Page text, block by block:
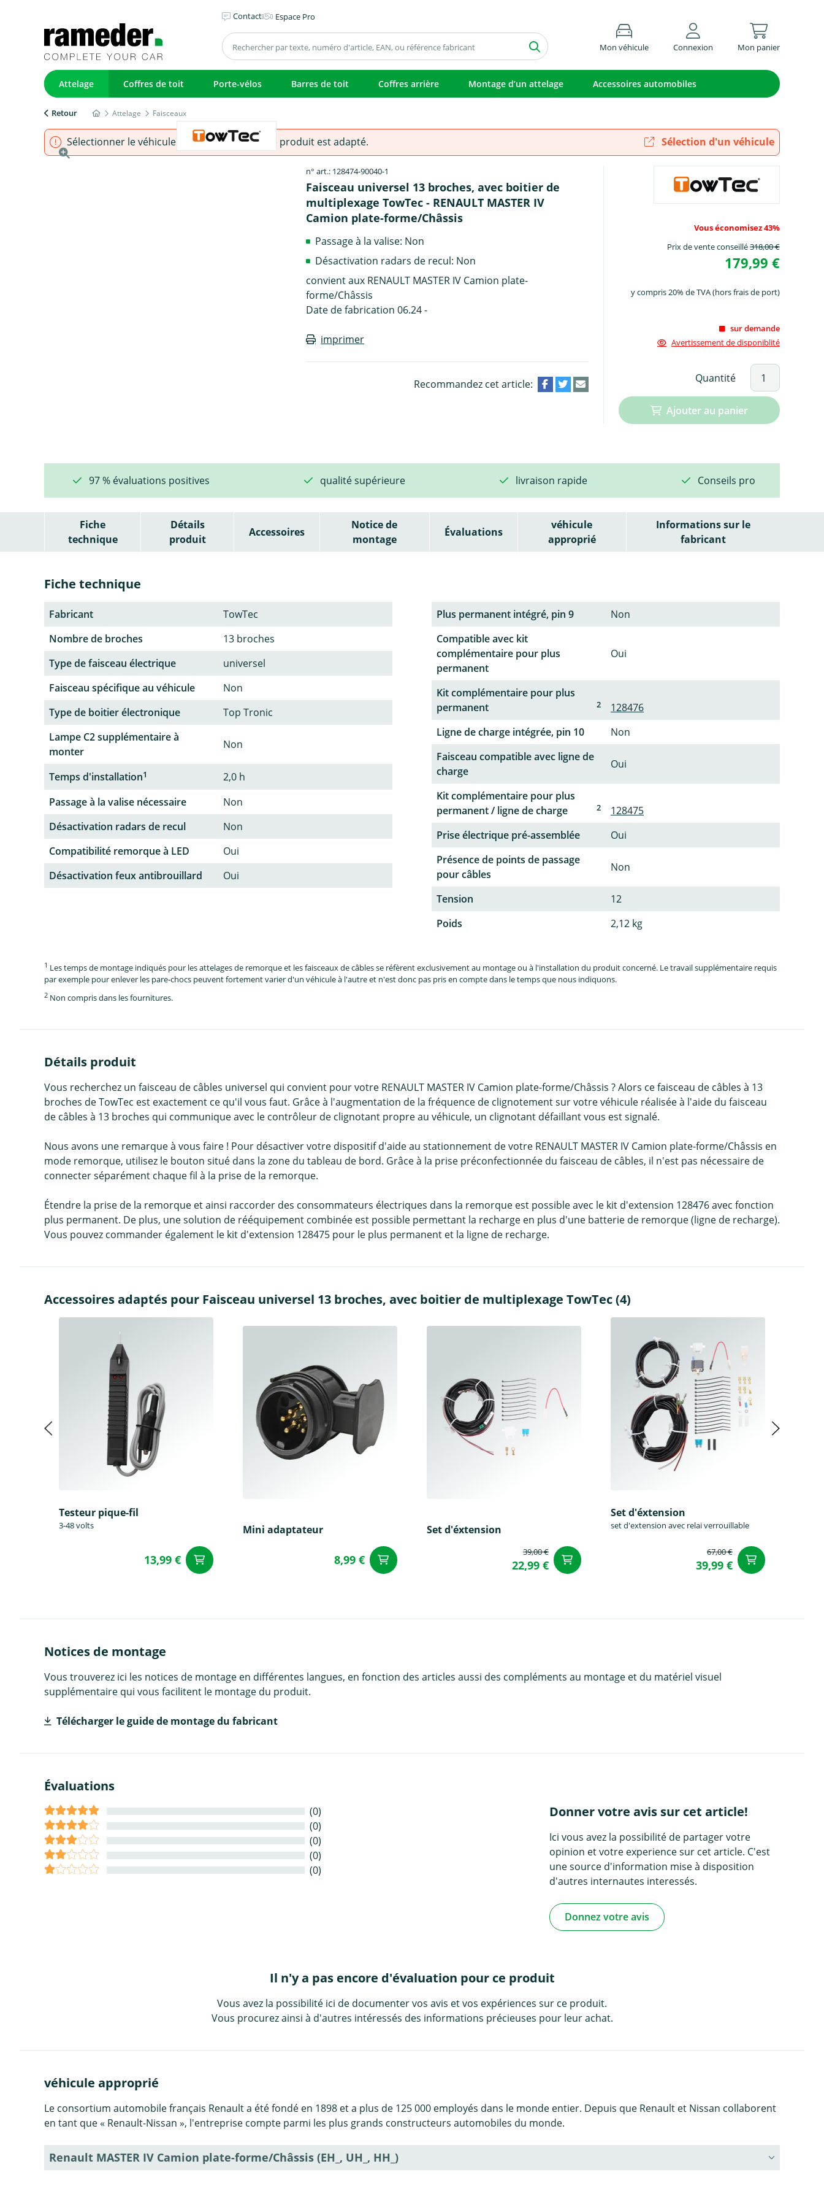
Contact Espace Pro
Mon véhicule Connexion Mon panier
Attelage Coffres de toit Porte-vélos Barres de toit Coffres arrière Montage d’un attelage Accessoires automobiles
Retour Attelage Faisceaux
Sélectionner le véhicule pour s'assurer que le produit est adapté. Sélection d'un véhicule
n° art.: 128474-90040-1
Faisceau universel 13 broches, avec boitier de
multiplexage TowTec - RENAULT MASTER IV
Camion plate-forme/Châssis
Passage à la valise: Non
Désactivation radars de recul: Non
convient aux RENAULT MASTER IV Camion plate-
forme/Châssis
Date de fabrication 06.24 -
imprimer
Recommandez cet article:
Vous économisez 43%
Prix de vente conseillé318,00 €
179,99 €
y compris 20% de TVA (hors frais de port)
sur demande
Avertissement de disponiblité
Quantité
Ajouter au panier
97 % évaluations positives qualité supérieure livraison rapide Conseils pro
Fiche
technique
Détails
produit
Accessoires
Notice de
montage
Évaluations
véhicule
approprié
Informations sur le
fabricant
Fiche technique
Fabricant
TowTec
Nombre de broches
13 broches
Type de faisceau électrique
universel
Faisceau spécifique au véhicule
Non
Type de boitier électronique
Top Tronic
Lampe C2 supplémentaire à
monter
Non
Temps d'installation1
2,0 h
Passage à la valise nécessaire
Non
Désactivation radars de recul
Non
Compatibilité remorque à LED
Oui
Désactivation feux antibrouillard
Oui
Plus permanent intégré, pin 9
Non
Compatible avec kit
complémentaire pour plus
permanent
Oui
Kit complémentaire pour plus
permanent
2
128476
Ligne de charge intégrée, pin 10
Non
Faisceau compatible avec ligne de
charge
Oui
Kit complémentaire pour plus
permanent / ligne de charge
2
128475
Prise électrique pré-assemblée
Oui
Présence de points de passage
pour câbles
Non
Tension
12
Poids
2,12 kg
1 Les temps de montage indiqués pour les attelages de remorque et les faisceaux de câbles se réfèrent exclusivement au montage ou à l'installation du produit concerné. Le travail supplémentaire requis
par exemple pour enlever les pare-chocs peuvent fortement varier d'un véhicule à l'autre et n'est donc pas pris en compte dans le temps que nous indiquons.
2 Non compris dans les fournitures.
Détails produit
Vous recherchez un faisceau de câbles universel qui convient pour votre RENAULT MASTER IV Camion plate-forme/Châssis ? Alors ce faisceau de câbles à 13
broches de TowTec est exactement ce qu'il vous faut. Grâce à l'augmentation de la fréquence de clignotement sur votre véhicule réalisée à l'aide du faisceau
de câbles à 13 broches qui communique avec le contrôleur de clignotant propre au véhicule, un clignotant défaillant vous est signalé.
Nous avons une remarque à vous faire ! Pour désactiver votre dispositif d'aide au stationnement de votre RENAULT MASTER IV Camion plate-forme/Châssis en
mode remorque, utilisez le bouton situé dans la zone du tableau de bord. Grâce à la prise préconfectionnée du faisceau de câbles, il n'est pas nécessaire de
connecter séparément chaque fil à la prise de la remorque.
Étendre la prise de la remorque et ainsi raccorder des consommateurs électriques dans la remorque est possible avec le kit d'extension 128476 avec fonction
plus permanent. De plus, une solution de rééquipement combinée est possible permettant la recharge en plus d'une batterie de remorque (ligne de recharge).
Vous pouvez commander également le kit d'extension 128475 pour le plus permanent et la ligne de recharge.
Accessoires adaptés pour Faisceau universel 13 broches, avec boitier de multiplexage TowTec (4)
Testeur pique-fil
3-48 volts
13,99 €
Mini adaptateur
8,99 €
Set d'éxtension
39,00 €
22,99 €
Set d'éxtension
set d'extension avec relai verrouillable
67,00 €
39,99 €
Notices de montage
Vous trouverez ici les notices de montage en différentes langues, en fonction des articles aussi des compléments au montage et du matériel visuel
supplémentaire qui vous facilitent le montage du produit.
Télécharger le guide de montage du fabricant
Évaluations
(0)
(0)
(0)
(0)
(0)
Donner votre avis sur cet article!
Ici vous avez la possibilité de partager votre
opinion et votre experience sur cet article. C'est
une source d'information mise à disposition
d'autres internautes interessés.
Donnez votre avis
Il n'y a pas encore d'évaluation pour ce produit
Vous avez la possibilité ici de documenter vos avis et vos expériences sur ce produit.
Vous procurez ainsi à d'autres intéressés des informations précieuses pour leur achat.
véhicule approprié
Le consortium automobile français Renault a été fondé en 1898 et a plus de 125 000 employés dans le monde entier. Depuis que Renault et Nissan collaborent
en tant que « Renault-Nissan », l'entreprise compte parmi les plus grands constructeurs automobiles du monde.
Renault MASTER IV Camion plate-forme/Châssis (EH_, UH_, HH_)